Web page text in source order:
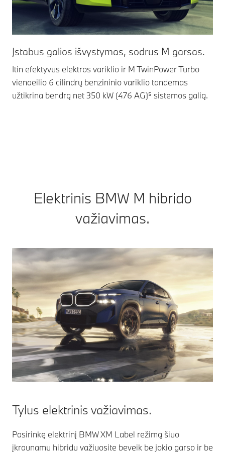
Įstabus galios išvystymas, sodrus M garsas.
Itin efektyvus elektros variklio ir M TwinPower Turbo
vienaeilio 6 cilindrų benzininio variklio tandemas
užtikrina bendrą net 350 kW (476 AG)⁵ sistemos galią.
Elektrinis BMW M hibrido
važiavimas.
Tylus elektrinis važiavimas.
Pasirinkę elektrinį BMW XM Label režimą šiuo
įkraunamu hibridu važiuosite beveik be jokio garso ir be